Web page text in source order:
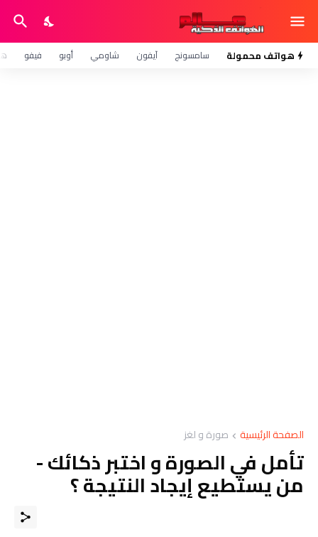
هواتف محمولة سامسونج آيفون شاومي أوبو فيفو
الصفحة الرئيسية صورة و لغز
تأمل في الصورة و اختبر ذكائك -
ﻣﻦ ﻳﺴﺘﻄﻴﻊ إيجاد النتيجة ؟